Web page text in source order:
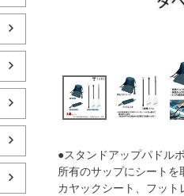
●スタンドアップパドル
所有のサップにシートを
カヤックシート、フット